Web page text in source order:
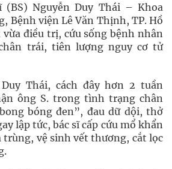
(BS) Nguyễn Duy Thái – Khoa
Bệnh viện Lê Văn Thịnh, TP. Hồ
điều trị, cứu sống bệnh nhân
trái, tiên lượng nguy cơ tử
Thái, cách đây hơn 2 tuần
ông S. trong tình trạng chân
bóng đen”, đau dữ dội, thở
lập tức, bác sĩ cấp cứu mổ khẩn
trùng, vệ sinh vết thương, cắt lọc